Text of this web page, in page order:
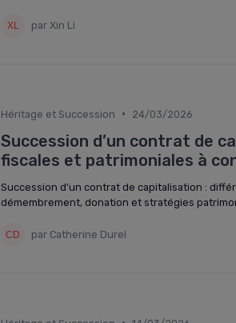
par Xin Li
Héritage et Succession • 24/03/2026
Succession d’un contrat de
fiscales et patrimoniales à
Succession d’un contrat de capitalisation :
démembrement, donation et stratégies
par Catherine Durel